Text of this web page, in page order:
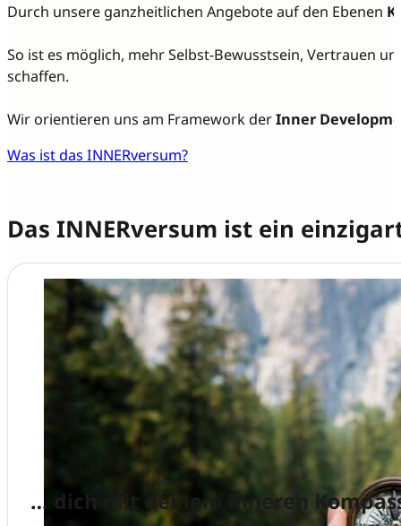
Durch unsere ganzheitlichen Angebote auf den Ebenen
So ist es möglich, mehr Selbst-Bewusstsein, Vertrauen
schaffen.
Wir orientieren uns am Framework derInner
Was ist das INNERversum?
Das INNERversum ist ein
… dich mit deinem inneren